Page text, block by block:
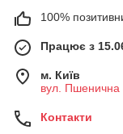
100%
Працює з
м. Київ
вул. Пшенична
Контакти